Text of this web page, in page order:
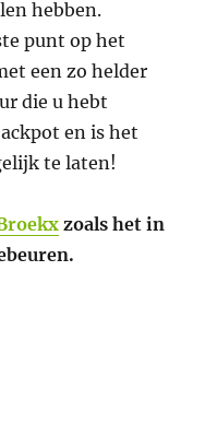
hebben.
punt op het
een zo helder
die u hebt
en is het
te laten!
zoals het in